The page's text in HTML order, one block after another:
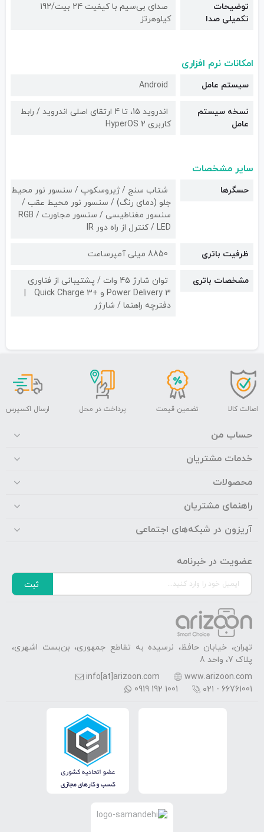
توضیحات
تکمیلی صدا
صدای بی‌سیم با کیفیت 24 بیت/192
کیلوهرتز
امکانات نرم افزاری
سیستم عامل Android
نسخه سیستم
عامل
اندروید 15، تا 4 ارتقای اصلی اندروید / رابط
کاربری HyperOS 2
سایر مشخصات
حسگرها
شتاب سنج / ژیروسکوپ / سنسور نور محیط
جلو (دمای رنگ) / سنسور نور محیط عقب /
سنسور مغناطیسی / سنسور مجاورت / RGB
LED / کنترل از راه دور IR
ظرفیت باتری 8850 میلی آمپرساعت
مشخصات باتری
توان شارژ 45 وات / پشتیبانی از فناوری
Power Delivery 3 و +Quick Charge 3
دفترچه راهنما / شارژر
اصالت کالا تضمین قیمت پرداخت در محل ارسال اکسپرس
حساب من
خدمات مشتریان
محصولات
راهنمای مشتریان
آریزون در شبکه‌های اجتماعی
عضویت در خبرنامه
ثبت
تهران، خیابان حافظ، نرسیده به تقاطع جمهوری، بن‌بست اشهری،
پلاک 7، واحد 8
www.arizoon.com
info[at]arizoon.com
۰۲۱ - 66761001
0919 192 1001